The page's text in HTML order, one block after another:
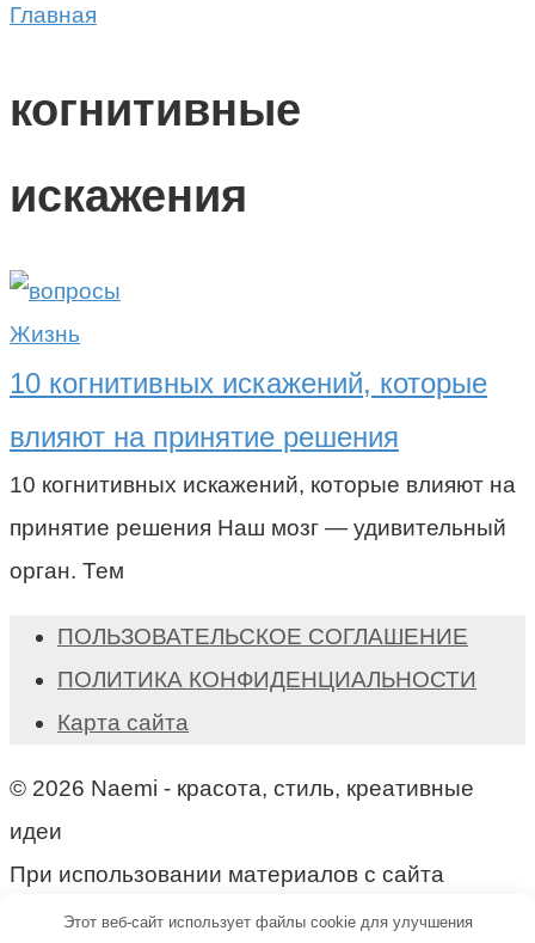
Главная
когнитивные
искажения
Жизнь
10 когнитивных искажений, которые
влияют на принятие решения
10 когнитивных искажений, которые влияют на
принятие решения Наш мозг — удивительный
орган. Тем
ПОЛЬЗОВАТЕЛЬСКОЕ СОГЛАШЕНИЕ
ПОЛИТИКА КОНФИДЕНЦИАЛЬНОСТИ
Карта сайта
© 2026 Naemi - красота, стиль, креативные
идеи
При использовании материалов с сайта
активная ссылка на naemi.ru обязательна!
Этот веб-сайт использует файлы cookie для улучшения